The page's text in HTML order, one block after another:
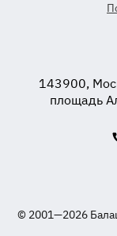
143900,
площадь
© 2001—2026